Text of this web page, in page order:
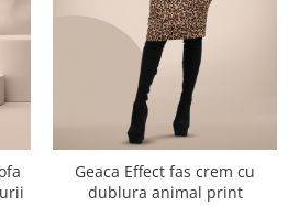
Geaca Effect fas crem cu
dublura animal print